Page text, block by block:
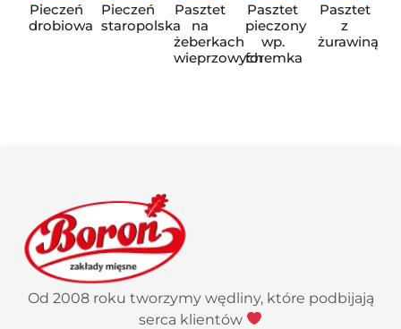
Pieczeń
drobiowa
Pieczeń
staropolska
Pasztet
na
żeberkach
wieprzowych
Pasztet
pieczony
wp.
foremka
Pasztet
z
żurawiną
Od 2008 roku tworzymy wędliny, które podbijają
serca klientów